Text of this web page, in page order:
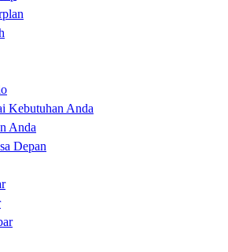
Kebutuhan Anda
Anda
Depan